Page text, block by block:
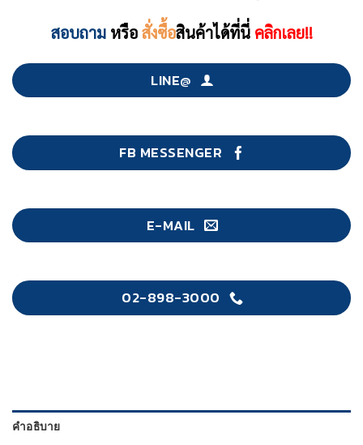
สอบถาม หรือ สั่งซื้อสินค้าได้ที่นี่ คลิกเลย!!
LINE@
FB MESSENGER
E-MAIL
02-898-3000
คำอธิบาย